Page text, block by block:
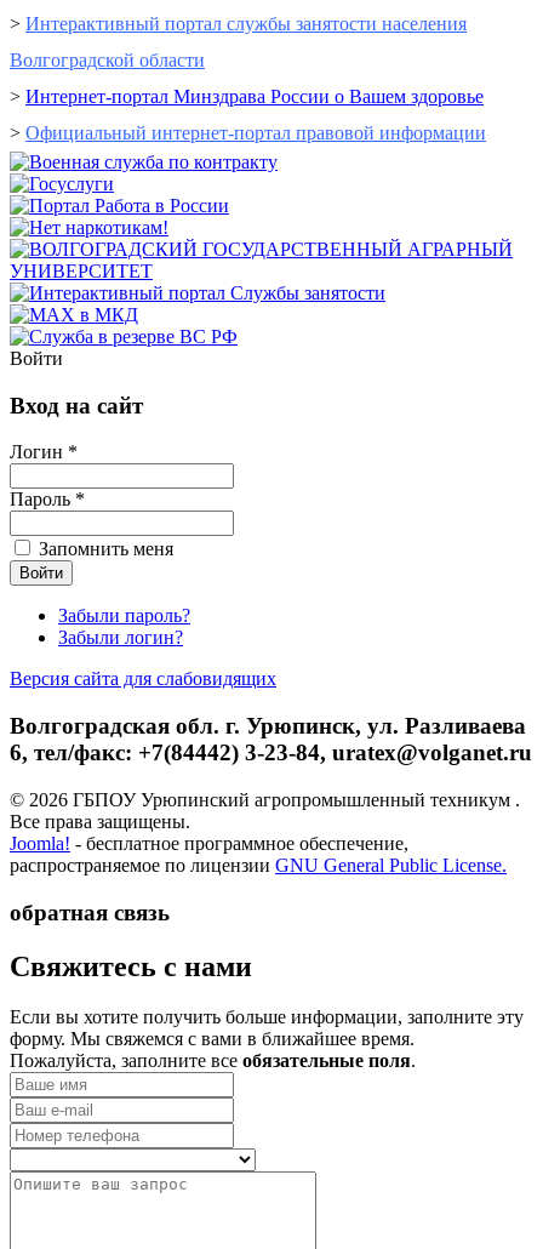
> Интерактивный портал cлужбы занятости населения
Волгоградской области
> Интернет-портал Минздрава России о Вашем здоровье
> Официальный интернет-портал правовой информации
Войти
Вход на сайт
Логин *
Пароль *
Запомнить меня
Забыли пароль?
Забыли логин?
Версия сайта для слабовидящих
Волгоградская обл. г. Урюпинск, ул. Разливаева
6, тел/факс: +7(84442) 3-23-84, uratex@volganet.ru
© 2026 ГБПОУ Урюпинский агропромышленный техникум .
Все права защищены.
Joomla! - бесплатное программное обеспечение,
распространяемое по лицензии GNU General Public License.
обратная связь
­Свяжитесь с нами
Если вы хотите получить больше информации, заполните эту
форму. Мы свяжемся с вами в ближайшее время.
Пожалуйста, заполните все обязательные поля.